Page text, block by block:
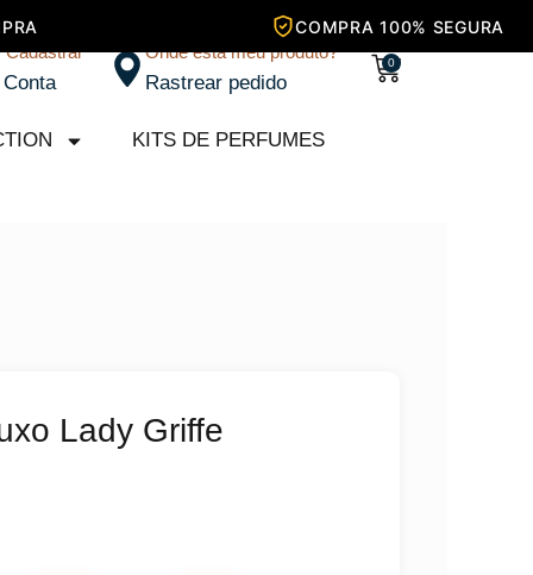
Cadastrar Onde está meu produto?
Rastrear pedido
0
Carrinho
KITS DE PERFUMES
Lady Griffe